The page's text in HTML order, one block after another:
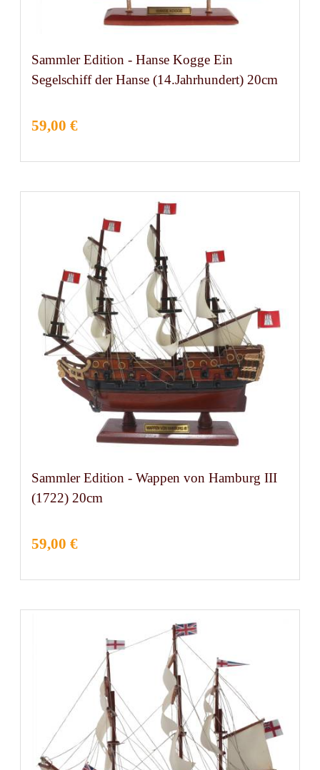
Sammler Edition - Hanse Kogge Ein
Segelschiff der Hanse (14.Jahrhundert) 20cm
59,00 €
Sammler Edition - Wappen von Hamburg III
(1722) 20cm
59,00 €